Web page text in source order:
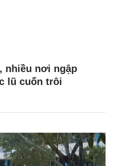
nhiều nơi ngập
lũ cuốn trôi